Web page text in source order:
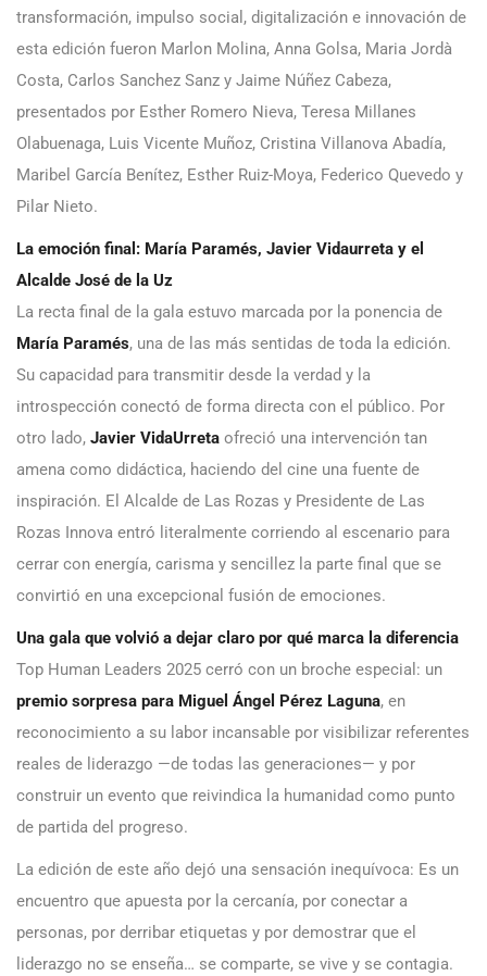
transformación, impulso social, digitalización e innovación de
esta edición fueron Marlon Molina, Anna Golsa, Maria Jordà
Costa, Carlos Sanchez Sanz y Jaime Núñez Cabeza,
presentados por Esther Romero Nieva, Teresa Millanes
Olabuenaga, Luis Vicente Muñoz, Cristina Villanova Abadía,
Maribel García Benítez, Esther Ruiz-Moya, Federico Quevedo y
Pilar Nieto.
La emoción final: María Paramés, Javier Vidaurreta y el
Alcalde José de la Uz
La recta final de la gala estuvo marcada por la ponencia de
María Paramés, una de las más sentidas de toda la edición.
Su capacidad para transmitir desde la verdad y la
introspección conectó de forma directa con el público. Por
otro lado, Javier VidaUrreta ofreció una intervención tan
amena como didáctica, haciendo del cine una fuente de
inspiración. El Alcalde de Las Rozas y Presidente de Las
Rozas Innova entró literalmente corriendo al escenario para
cerrar con energía, carisma y sencillez la parte final que se
convirtió en una excepcional fusión de emociones.
Una gala que volvió a dejar claro por qué marca la diferencia
Top Human Leaders 2025 cerró con un broche especial: un
premio sorpresa para Miguel Ángel Pérez Laguna, en
reconocimiento a su labor incansable por visibilizar referentes
reales de liderazgo —de todas las generaciones— y por
construir un evento que reivindica la humanidad como punto
de partida del progreso.
La edición de este año dejó una sensación inequívoca: Es un
encuentro que apuesta por la cercanía, por conectar a
personas, por derribar etiquetas y por demostrar que el
liderazgo no se enseña… se comparte, se vive y se contagia.